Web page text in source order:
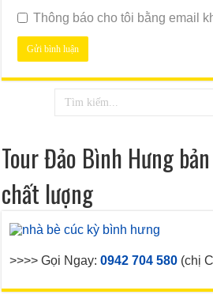
Thông báo cho tôi bằng email
Tour Đảo Bình Hưng
chất lượng
>>>> Gọi Ngay:0942 704 580 (chị